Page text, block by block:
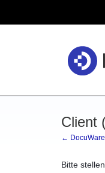
Client
←
Bitte